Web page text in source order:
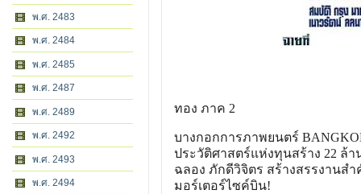
พ.ศ. 2483
พ.ศ. 2484
พ.ศ. 2485
พ.ศ. 2487
พ.ศ. 2489
พ.ศ. 2492
พ.ศ. 2493
พ.ศ. 2494
ทอง ภาค 2
บางกอกการภาพยนตร์
ประวัติศาสตร์แห่งทุนสร้าง 22 ล้า
ฉลอง ภักดีวิจิตร สร้างสรรงานส
มอร์เตอร์ไซค์บิน!